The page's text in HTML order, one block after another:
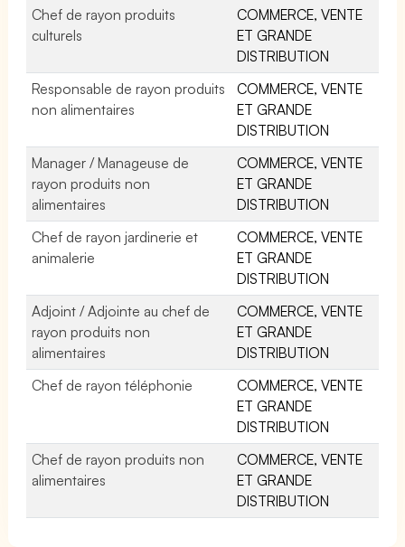
Chef de rayon produits
culturels
COMMERCE, VENTE
ET GRANDE
DISTRIBUTION
Responsable de rayon produits
non alimentaires
COMMERCE, VENTE
ET GRANDE
DISTRIBUTION
Manager / Manageuse de
rayon produits non
alimentaires
COMMERCE, VENTE
ET GRANDE
DISTRIBUTION
Chef de rayon jardinerie et
animalerie
COMMERCE, VENTE
ET GRANDE
DISTRIBUTION
Adjoint / Adjointe au chef de
rayon produits non
alimentaires
COMMERCE, VENTE
ET GRANDE
DISTRIBUTION
Chef de rayon téléphonie
COMMERCE, VENTE
ET GRANDE
DISTRIBUTION
Chef de rayon produits non
alimentaires
COMMERCE, VENTE
ET GRANDE
DISTRIBUTION